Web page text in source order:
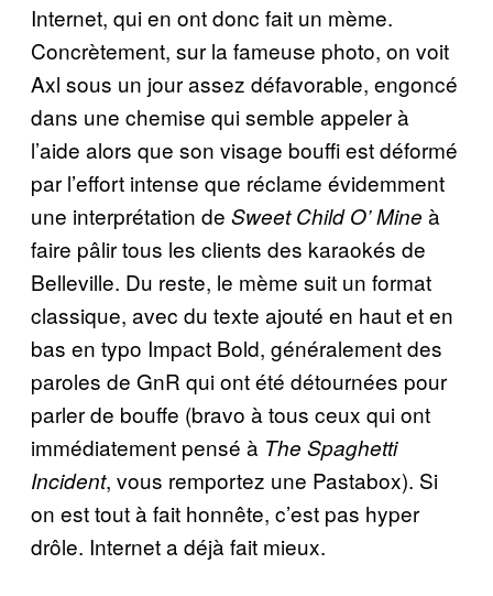
Internet, qui en ont donc fait un mème.
Concrètement, sur la fameuse photo, on voit
Axl sous un jour assez défavorable, engoncé
dans une chemise qui semble appeler à
l’aide alors que son visage bouffi est déformé
par l’effort intense que réclame évidemment
une interprétation de Sweet Child O’ Mine à
faire pâlir tous les clients des karaokés de
Belleville. Du reste, le mème suit un format
classique, avec du texte ajouté en haut et en
bas en typo Impact Bold, généralement des
paroles de GnR qui ont été détournées pour
parler de bouffe (bravo à tous ceux qui ont
immédiatement pensé à The Spaghetti
Incident, vous remportez une Pastabox). Si
on est tout à fait honnête, c’est pas hyper
drôle. Internet a déjà fait mieux.